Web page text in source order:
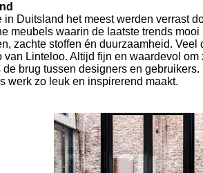
in Duitsland het meest werden verrast
meubels waarin de laatste trends
zachte stoffen én duurzaamheid.
van Linteloo. Altijd fijn en waardevol
brug tussen designers en
werk zo leuk en inspirerend maakt.